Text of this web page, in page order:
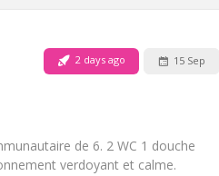
2 days ago 15 Sep
de 6. 2 WC 1 douche
verdoyant et calme.